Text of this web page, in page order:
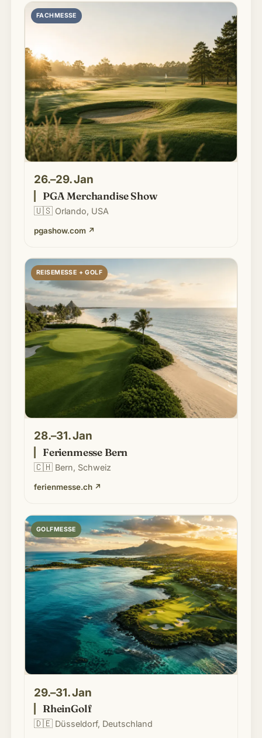
FACHMESSE
26.–29. Jan
PGA Merchandise Show
🇺🇸Orlando, USA
pgashow.com ↗
REISEMESSE + GOLF
28.–31. Jan
Ferienmesse Bern
🇨🇭Bern, Schweiz
ferienmesse.ch ↗
GOLFMESSE
29.–31. Jan
RheinGolf
🇩🇪Düsseldorf, Deutschland